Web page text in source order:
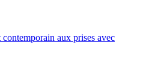
aux prises avec